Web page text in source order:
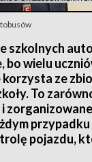
szkolnych
bo wielu
ze
To
i
pojazdu,